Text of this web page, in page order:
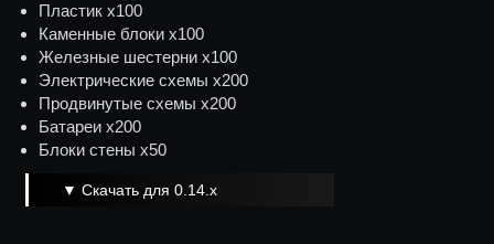
Пластик х100
Каменные блоки х100
Железные шестерни х100
Электрические схемы х200
Продвинутые схемы х200
Батареи х200
Блоки стены х50
▼ Скачать для 0.14.x